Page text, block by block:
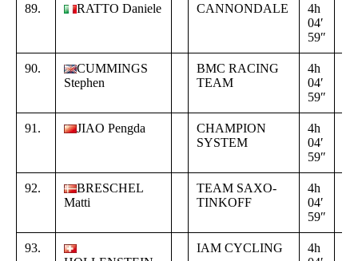
89. RATTO Daniele CANNONDALE
4h
04′
59″
90.
CUMMINGS
Stephen
BMC RACING
TEAM
4h
04′
59″
91. JIAO Pengda
CHAMPION
SYSTEM
4h
04′
59″
92.
BRESCHEL
Matti
TEAM SAXO-
TINKOFF
4h
04′
59″
93.
IAM CYCLING
4h